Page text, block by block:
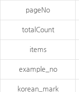
pageNo
totalCount
items
example_no
korean_mark